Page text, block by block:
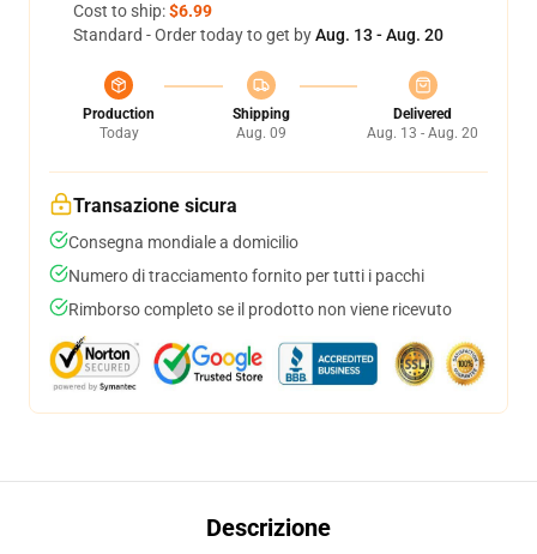
Cost to ship:$6.99
Standard - Order today to get byAug. 13 - Aug. 20
Production
Today
Shipping
Aug. 09
Delivered
Aug. 13 - Aug. 20
Transazione sicura
Consegna mondiale a domicilio
Numero di tracciamento fornito per tutti i pacchi
Rimborso completo se il prodotto non viene ricevuto
Descrizione